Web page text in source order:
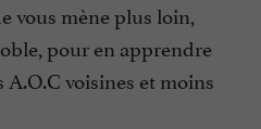
vous mène plus loin,
pour en apprendre
A.O.C voisines et moins